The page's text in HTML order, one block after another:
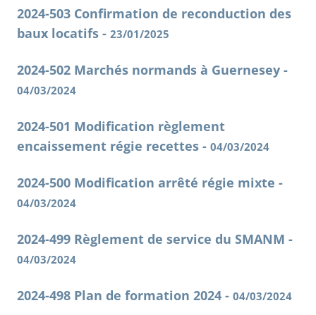
2024-503 Confirmation de reconduction des
baux locatifs - 23/01/2025
2024-502 Marchés normands à Guernesey -
04/03/2024
2024-501 Modification règlement
encaissement régie recettes - 04/03/2024
2024-500 Modification arrêté régie mixte -
04/03/2024
2024-499 Règlement de service du SMANM -
04/03/2024
2024-498 Plan de formation 2024 - 04/03/2024